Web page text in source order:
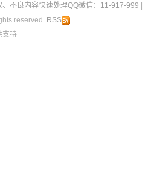
、不良内容快速处理QQ微信：11-917-999
reserved. RSS
支持